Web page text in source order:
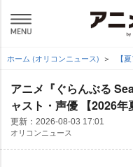
ホーム (オリコンニュース) 【
アニメ『ぐらんぶる
ャスト・声優 【2026年
更新： 2026-08-03 17:01
オリコンニュース